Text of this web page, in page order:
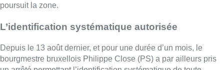
poursuit la zone.
L’identification systématique autorisée
Depuis le 13 août dernier, et pour une durée d’un mois, le
bourgmestre bruxellois Philippe Close (PS) a par ailleurs pris